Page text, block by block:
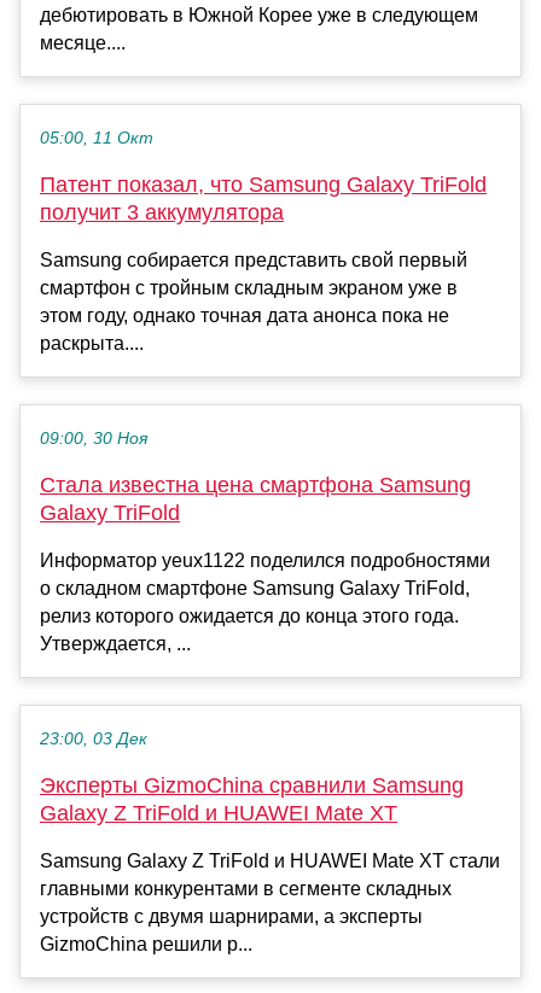
дебютировать в Южной Корее уже в следующем
месяце....
05:00, 11 Окт
Патент показал, что Samsung Galaxy TriFold
получит 3 аккумулятора
Samsung собирается представить свой первый
смартфон с тройным складным экраном уже в
этом году, однако точная дата анонса пока не
раскрыта....
09:00, 30 Ноя
Стала известна цена смартфона Samsung
Galaxy TriFold
Информатор yeux1122 поделился подробностями
о складном смартфоне Samsung Galaxy TriFold,
релиз которого ожидается до конца этого года.
Утверждается, ...
23:00, 03 Дек
Эксперты GizmoChina сравнили Samsung
Galaxy Z TriFold и HUAWEI Mate XT
Samsung Galaxy Z TriFold и HUAWEI Mate XT стали
главными конкурентами в сегменте складных
устройств с двумя шарнирами, а эксперты
GizmoChina решили р...